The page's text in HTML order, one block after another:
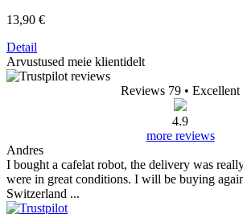
13,90 €
Detail
Arvustused meie klientidelt
Reviews 79 • Excellent
4.9
more reviews
Andres
I bought a cafelat robot, the delivery was
were in great conditions. I will be buying
Switzerland ...